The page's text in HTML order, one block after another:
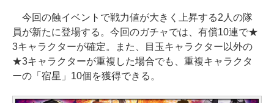
今回の蝕イベントで戦力値が大きく上昇する2人の隊
員が新たに登場する。今回のガチャでは、有償10連で★
3キャラクターが確定。また、目玉キャラクター以外の
★3キャラクターが重複した場合でも、重複キャラクタ
ーの「宿星」10個を獲得できる。